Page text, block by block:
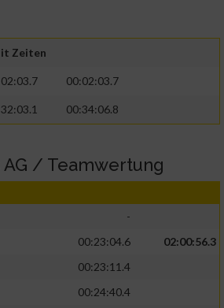
Zeiten
00:02:03.7
00:34:06.8
AG / Teamwertung
-
00:23:04.6
02:00:56.3
00:23:11.4
00:24:40.4